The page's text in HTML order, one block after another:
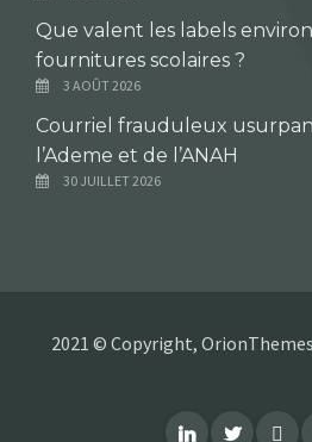
Que valent les labels
fournitures scolaires ?
3 AOÛT 2026
Courriel frauduleux
l’Ademe et de l’ANAH
30 JUILLET 2026
2021 © Copyright,